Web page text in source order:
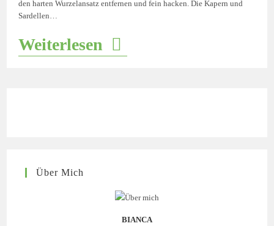
den harten Wurzelansatz entfernen und fein hacken. Die Kapern und
Sardellen…
Weiterlesen
Über Mich
BIANCA